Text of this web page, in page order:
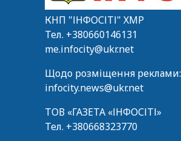
КНП "ІНФОСІТІ" ХМР
Тел. +380660146131
me.infocity@ukr.net
Щодо розміщення реклами:
infocity.news@ukr.net
ТОВ «ГАЗЕТА «ІНФОСІТІ»
Тел. +380668323770